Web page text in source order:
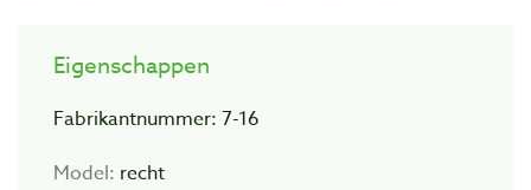
Eigenschappen
Fabrikantnummer: 7-16
Model: recht